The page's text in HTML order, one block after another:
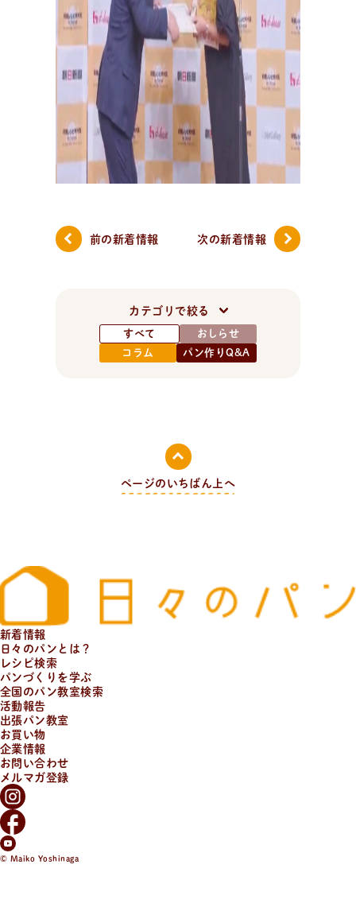
前の新着情報 次の新着情報
カテゴリで絞る
すべて
おしらせ
コラム
パン作りQ&A
ページのいちばん上へ
新着情報
日々のパンとは？
レシピ検索
パンづくりを学ぶ
全国のパン教室検索
活動報告
出張パン教室
お買い物
企業情報
お問い合わせ
メルマガ登録
© Maiko Yoshinaga